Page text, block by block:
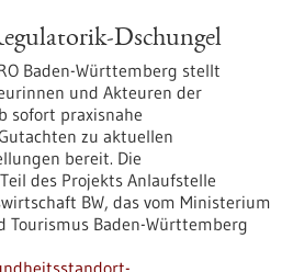
Dschungel
Baden-Württemberg stellt
und Akteuren der
sofort praxisnahe
zu aktuellen
bereit. Die
des Projekts Anlaufstelle
BW, das vom Ministerium
Baden-Württemberg